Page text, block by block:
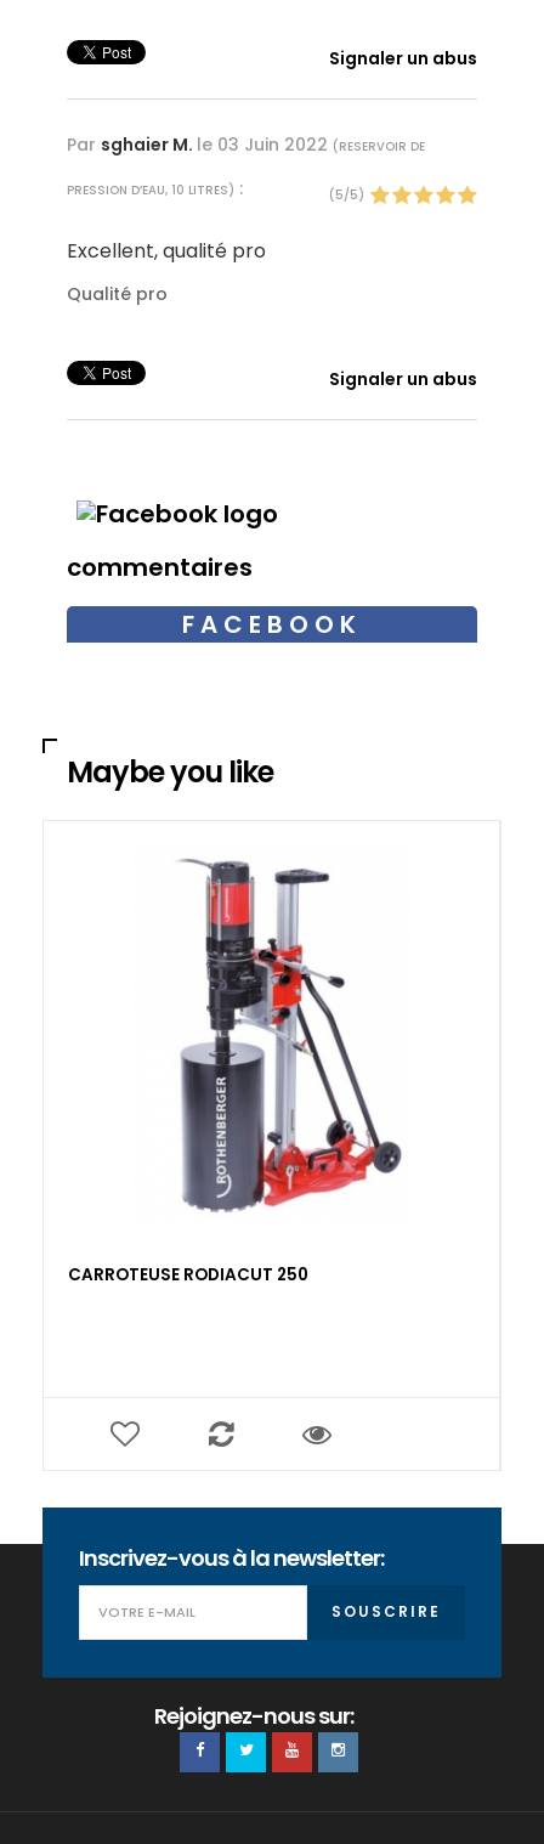
Signaler un abus
Par sghaier M. le 03 Juin 2022 ( RESERVOIR DE
PRESSION D’EAU, 10 LITRES ) : ( 5/5 )
Excellent, qualité pro
Qualité pro
Signaler un abus
commentaires
FACEBOOK
Maybe you like
CARROTEUSE RODIACUT 250
Inscrivez-vous à la newsletter:
SOUSCRIRE
Rejoignez-nous sur: